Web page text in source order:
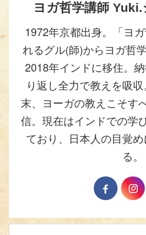
ヨガ哲学講師
1972年京都出身。「ヨ
れるグル(師)からヨガ哲
2018年インドに移住。
り返し全力で教えを吸
末、ヨーガの教えこそす
信。現在はインドでの学
ており、日本人の目覚
る。